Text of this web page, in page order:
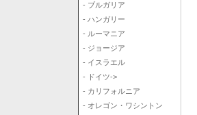
- ブルガリア
- ハンガリー
- ルーマニア
- ジョージア
- イスラエル
- ドイツ->
- カリフォルニア
- オレゴン・ワシントン